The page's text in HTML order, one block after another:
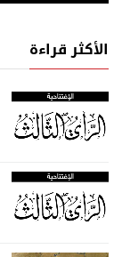
الأكثر قراءة